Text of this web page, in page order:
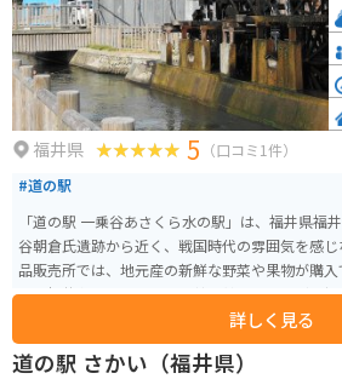
福井県 5 （口コミ1件）
#道の駅
「道の駅 一乗谷あさくら水の駅」は、福井県福
谷朝倉氏遺跡から近く、戦国時代の雰囲気を感じな
品販売所では、地元産の新鮮な野菜や果物が購
は、福井名物のソースカツ丼や越前そばなどの郷土
クで訪れる場合、広い駐車場があるので安心して
駅周辺には、一乗谷朝倉氏遺跡以外にも、丸岡
トがたくさんあります。福井の豊かな自然と歴
詳しく見る
道の駅 さかい（福井県）